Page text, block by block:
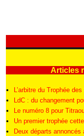
Articles
L’arbitre du Trophée
LdC : du changement
Le numéro 8 pour
Un premier trophée
Deux départs